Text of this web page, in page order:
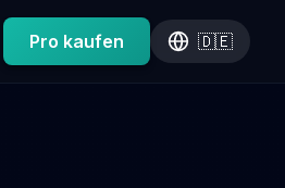
Pro kaufen 🇩🇪